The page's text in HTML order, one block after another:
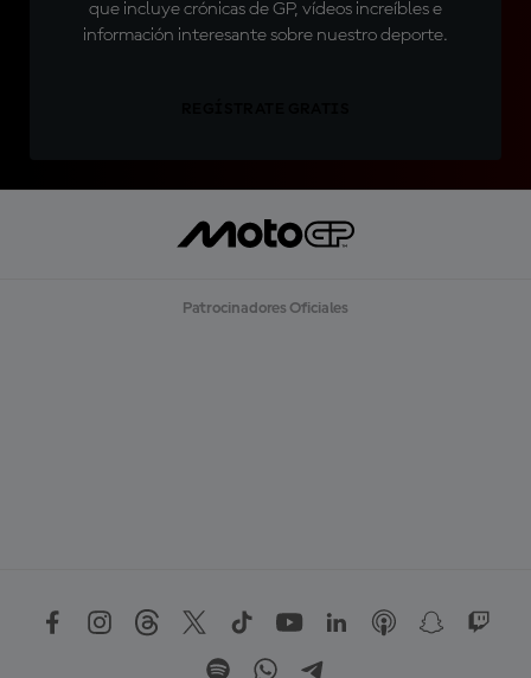
que incluye crónicas de GP, vídeos increíbles e
información interesante sobre nuestro deporte.
Patrocinadores Oficiales